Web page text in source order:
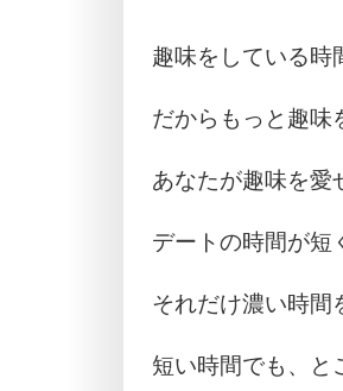
趣味をしている時
だからもっと趣味
あなたが趣味を愛
デートの時間が短
それだけ濃い時間
短い時間でも、と